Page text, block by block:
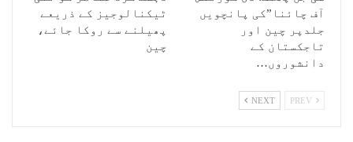
آف چائنا”کی پانچویں
جلدپر چین اور
تاجکستان کے
دانشوروں…
ٹیکنالوجیز کے ذریعے
پھیلنے سے روکا جائے،
چین
NEXT